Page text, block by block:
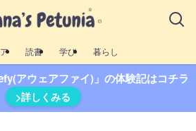
読書 学び 暮らし
アウェアファイ)」の体験記はコチラ
>詳しくみる